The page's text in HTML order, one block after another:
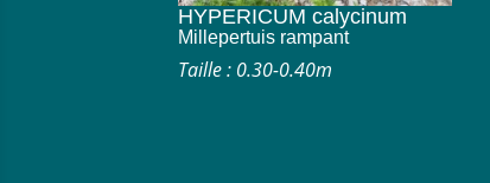
HYPERICUM calycinum
Millepertuis rampant
Taille : 0.30-0.40m